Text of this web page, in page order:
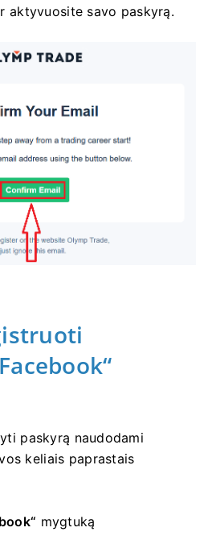
aktyvuosite savo paskyrą.
paskyrą naudodami
keliais paprastais
mygtuką